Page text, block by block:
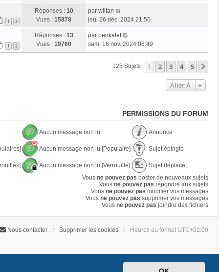
1 2
Réponses : 10
Vues : 15878
par wilfan
jeu. 26 déc. 2024 21:56
1 2
Réponses : 13
Vues : 19760
par penkalet
sam. 16 nov. 2024 08:49
125 Sujets 1 2 3 4 5
Aller À
PERMISSIONS DU FORUM
u
u
o
u
Aucun message non lu
u
s
g
n
Aucun message non lu [Populaire]
e
s
Aucun message non lu [Verrouillé]
n
o
c
e
Annonce
u
e
t
é
p
i
n
l
Sujet épinglé
S
u
j
e
t
é
l
Sujet déplacé
Vous ne pouvez pas poster de nouveaux sujets
Vous ne pouvez pas répondre aux sujets
Vous ne pouvez pas modifier vos messages
Vous ne pouvez pas supprimer vos messages
Vous ne pouvez pas joindre des fichiers
Nous contacter Supprimer les cookies Heures au format UTC+02:00